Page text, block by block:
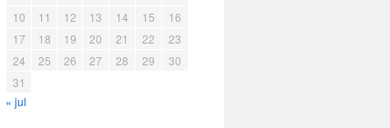
« jul
10
11 12 13 14 15
16
17
18 19 20 21 22
23
24
25 26 27 28 29
30
31